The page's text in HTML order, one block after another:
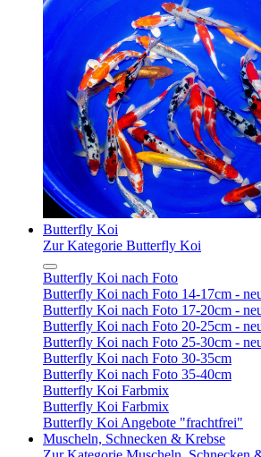
Butterfly Koi
Zur Kategorie Butterfly Koi
Butterfly Koi nach Foto
Butterfly Koi nach Foto 14-17cm -
Butterfly Koi nach Foto 17-20cm -
Butterfly Koi nach Foto 20-25cm -
Butterfly Koi nach Foto 25-30cm -
Butterfly Koi nach Foto 30-35cm
Butterfly Koi nach Foto 35-40cm
Butterfly Koi Farbmix
Butterfly Koi Farbmix
Butterfly Koi Angebote "frachtfrei"
Muscheln, Schnecken & Krebse